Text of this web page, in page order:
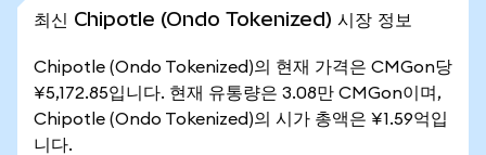
최신 Chipotle (Ondo Tokenized) 시장 정보
Chipotle (Ondo Tokenized)의 현재 가격은 CMGon당
¥5,172.85입니다. 현재 유통량은 3.08만 CMGon이며,
Chipotle (Ondo Tokenized)의 시가 총액은 ¥1.59억입
니다.